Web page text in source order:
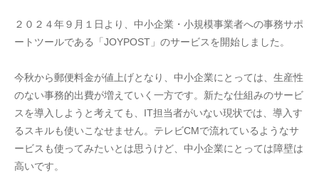
２０２４年９月１日より、中小企業・小規模事業者への事務サポ
ートツールである「JOYPOST」のサービスを開始しました。
今秋から郵便料金が値上げとなり、中小企業にとっては、生産性
のない事務的出費が増えていく一方です。新たな仕組みのサービ
スを導入しようと考えても、IT担当者がいない現状では、導入す
るスキルも使いこなせません。テレビCMで流れているようなサ
ービスも使ってみたいとは思うけど、中小企業にとっては障壁は
高いです。